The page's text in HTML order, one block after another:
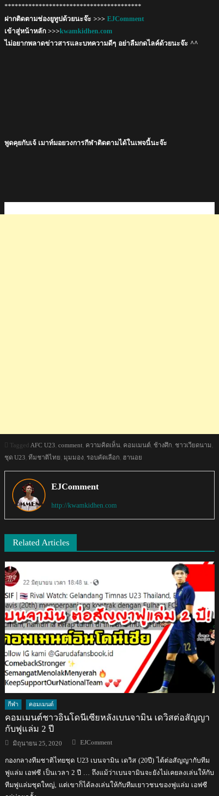
****************************************
ฝากติดตามช่องยูทูปด้วยนะจ๊ะ >>> EJComment
เข้าสู่หน้าหลัก >>>kwamkidhen.com
ไม่อยากพลาดข่าวสารและบทความดีๆ อย่าลืมกดไลค์ด้วยนะจ๊ะ ^^
พูดคุยกับเจ้ เมาท์มอยวงการกีฬาติดตามได้ในเพจนี้นะจ๊ะ
Tagged AFC U23 comment ความคิดเห็น, คอมเมนต์, ช้างศึก ชาวเวียดนาม
ชุด U23 ทีมชาติไทย มุมมอง, รอบคัดเลือก ฮานอย
EJComment
http://kwamkidhen.com
Related Articles
กีฬา คอมเมนต์
คอมเมนต์ชาวอินโดนีเซียหลังเบนจามิน เดวิสต่อสัญญา
กับฟูแล่ม 2 ปี
Posted
on
มิถุนายน 25, 2020 Author
EJComment
กองกลางทีมชาติไทยชุด U23 เบนจามิน เดวิส (20ปี) ได้ต่อสัญญากับทีม
ฟูแล่ม เอฟซี เป็นเวลา 2 ปี … ถึงแม้ว่าเบนจามินจะยังไม่เคยลงเล่นให้กับ
ทีมฟูแล่มชุดใหญ่, แต่เขาก็ได้ลงเล่นให้กับทีมเยาวชนของฟูแล่ม เอฟซี